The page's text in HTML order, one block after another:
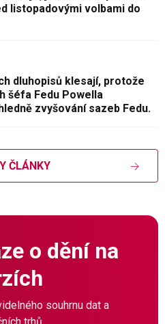
listopadovými volbami do
dluhopisů klesají, protože
šéfa Fedu Powella
zvyšování sazeb Fedu.
ČLÁNKY
o dění na
souhrnu dat a
trhů.